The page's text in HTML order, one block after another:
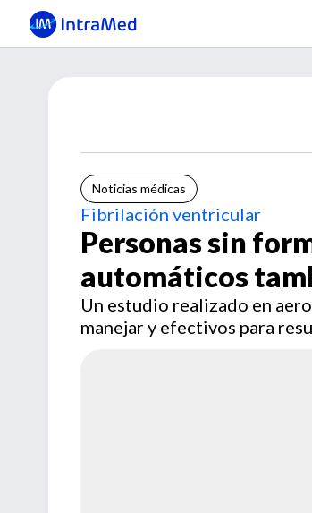
Noticias médicas
Fibrilación ventricular
Personas sin
automáticos
Un estudio realizado en
manejar y efectivos para